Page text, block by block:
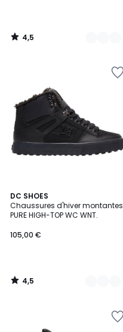
4,5
/
DC SHOES
Chaussures d'hiver montantes
PURE HIGH-TOP WC WNT.
105,00 €
4,5
/ 5
7
Couleurs
4,5
/